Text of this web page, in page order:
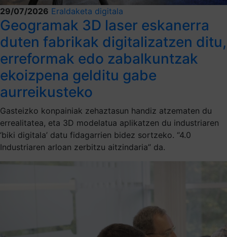
29/07/2026 Eraldaketa digitala
Geogramak 3D laser eskanerra
duten fabrikak digitalizatzen ditu,
erreformak edo zabalkuntzak
ekoizpena gelditu gabe
aurreikusteko
Gasteizko konpainiak zehaztasun handiz atzematen du
errealitatea, eta 3D modelatua aplikatzen du industriaren
‘biki digitala’ datu fidagarrien bidez sortzeko. “4.0
Industriaren arloan zerbitzu aitzindaria” da.